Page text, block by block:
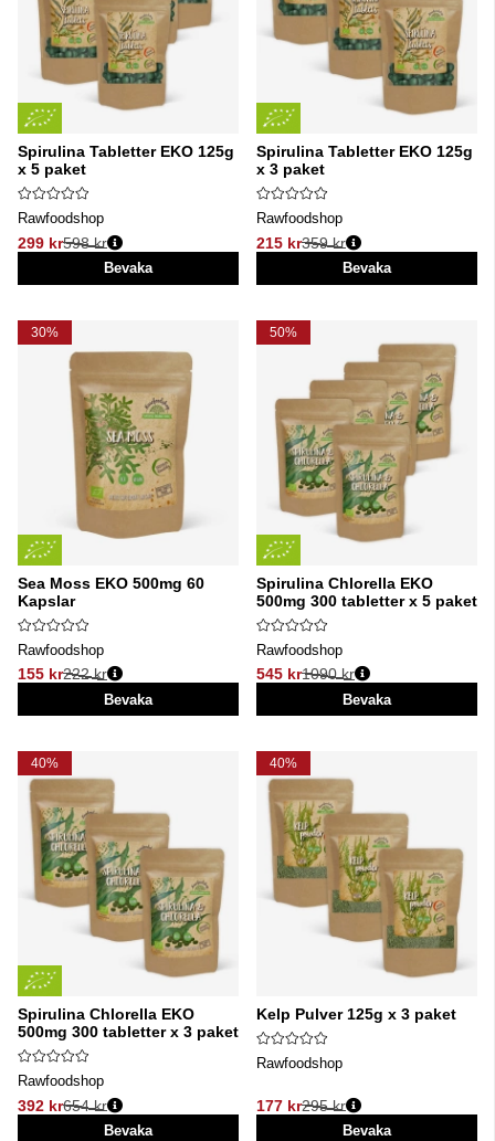
Spirulina Tabletter EKO 125g
x 5 paket
Rawfoodshop
299 kr
Ordinarie pris:
598 kr
Bevaka
Spirulina Tabletter EKO 125g
x 3 paket
Rawfoodshop
215 kr
Ordinarie pris:
359 kr
Bevaka
30%
Sea Moss EKO 500mg 60
Kapslar
Rawfoodshop
155 kr
Ordinarie pris:
222 kr
Bevaka
50%
Spirulina Chlorella EKO
500mg 300 tabletter x 5 paket
Rawfoodshop
545 kr
Ordinarie pris:
1090 kr
Bevaka
40%
Spirulina Chlorella EKO
500mg 300 tabletter x 3 paket
Rawfoodshop
392 kr
Ordinarie pris:
654 kr
Bevaka
40%
Kelp Pulver 125g x 3 paket
Rawfoodshop
177 kr
Ordinarie pris:
295 kr
Bevaka